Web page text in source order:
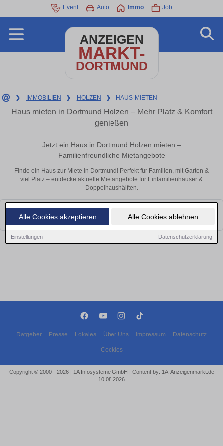
Alle Cookies akzeptieren Alle Cookies ablehnen
Einstellungen Datenschutzerklärung
Event Auto Immo Job
ANZEIGEN
MARKT-
DORTMUND
❯ IMMOBILIEN ❯ HOLZEN ❯ HAUS-MIETEN
Haus mieten in Dortmund Holzen – Mehr Platz & Komfort
genießen
Jetzt ein Haus in Dortmund Holzen mieten –
Familienfreundliche Mietangebote
Finde ein Haus zur Miete in Dortmund! Perfekt für Familien, mit Garten &
viel Platz – entdecke aktuelle Mietangebote für Einfamilienhäuser &
Doppelhaushälften.
Leider konnten wir derzeit keine passenden Objekte finden. Schauen Sie
bald wieder vorbei!
Ratgeber Presse Lokales Über Uns Impressum Datenschutz
Cookies
Copyright © 2000 - 2026 | 1A Infosysteme GmbH | Content by: 1A-Anzeigenmarkt.de
10.08.2026